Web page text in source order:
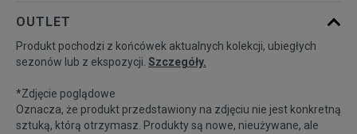
122-128 Powiadom o dostępności
128-137
OUTLET
Produkt pochodzi z końcówek aktualnych kolekcji, ubiegłych
sezonów lub z ekspozycji. Szczegóły.
*Zdjęcie poglądowe
Oznacza, że produkt przedstawiony na zdjęciu nie jest konkretną
sztuką, którą otrzymasz. Produkty są nowe, nieużywane, ale